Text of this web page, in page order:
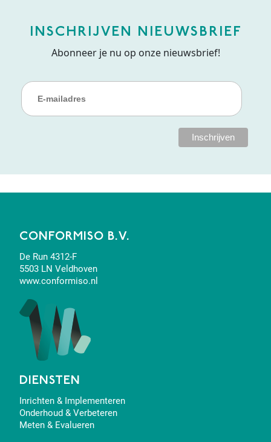
INSCHRIJVEN NIEUWSBRIEF
Abonneer je nu op onze nieuwsbrief!
CONFORMISO B.V.
De Run 4312-F
5503 LN Veldhoven
www.conformiso.nl
DIENSTEN
Inrichten & Implementeren
Onderhoud & Verbeteren
Meten & Evalueren